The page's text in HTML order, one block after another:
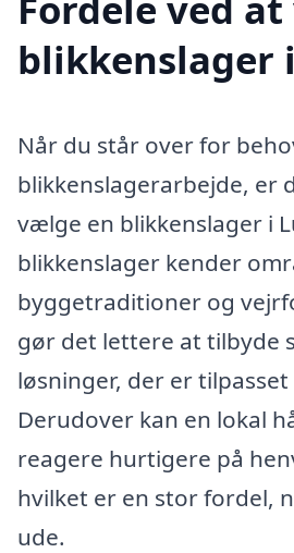
blikkenslager
Når du står over for
blikkenslagerarbejde, er
vælge en blikkenslager i
blikkenslager kender
byggetraditioner og
gør det lettere at tilbyde
løsninger, der er
Derudover kan en lokal
reagere hurtigere på
hvilket er en stor fordel,
ude.